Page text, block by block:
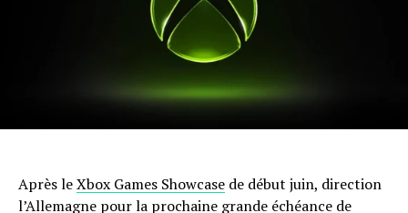
Après leXbox Games Showcase de début juin, direction
l’Allemagne pour la prochaine grande échéance de